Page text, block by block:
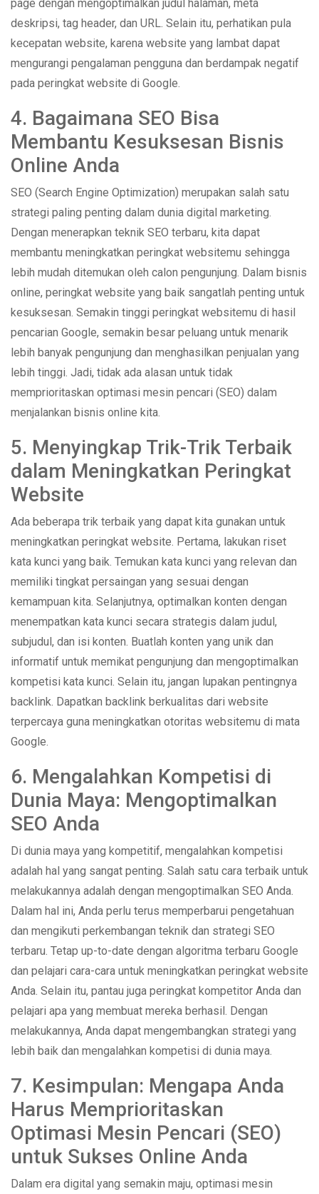
page dengan mengoptimalkan judul halaman, meta
deskripsi, tag header, dan URL. Selain itu, perhatikan pula
kecepatan website, karena website yang lambat dapat
mengurangi pengalaman pengguna dan berdampak negatif
pada peringkat website di Google.
4. Bagaimana SEO Bisa
Membantu Kesuksesan Bisnis
Online Anda
SEO (Search Engine Optimization) merupakan salah satu
strategi paling penting dalam dunia digital marketing.
Dengan menerapkan teknik SEO terbaru, kita dapat
membantu meningkatkan peringkat websitemu sehingga
lebih mudah ditemukan oleh calon pengunjung. Dalam bisnis
online, peringkat website yang baik sangatlah penting untuk
kesuksesan. Semakin tinggi peringkat websitemu di hasil
pencarian Google, semakin besar peluang untuk menarik
lebih banyak pengunjung dan menghasilkan penjualan yang
lebih tinggi. Jadi, tidak ada alasan untuk tidak
memprioritaskan optimasi mesin pencari (SEO) dalam
menjalankan bisnis online kita.
5. Menyingkap Trik-Trik Terbaik
dalam Meningkatkan Peringkat
Website
Ada beberapa trik terbaik yang dapat kita gunakan untuk
meningkatkan peringkat website. Pertama, lakukan riset
kata kunci yang baik. Temukan kata kunci yang relevan dan
memiliki tingkat persaingan yang sesuai dengan
kemampuan kita. Selanjutnya, optimalkan konten dengan
menempatkan kata kunci secara strategis dalam judul,
subjudul, dan isi konten. Buatlah konten yang unik dan
informatif untuk memikat pengunjung dan mengoptimalkan
kompetisi kata kunci. Selain itu, jangan lupakan pentingnya
backlink. Dapatkan backlink berkualitas dari website
terpercaya guna meningkatkan otoritas websitemu di mata
Google.
6. Mengalahkan Kompetisi di
Dunia Maya: Mengoptimalkan
SEO Anda
Di dunia maya yang kompetitif, mengalahkan kompetisi
adalah hal yang sangat penting. Salah satu cara terbaik untuk
melakukannya adalah dengan mengoptimalkan SEO Anda.
Dalam hal ini, Anda perlu terus memperbarui pengetahuan
dan mengikuti perkembangan teknik dan strategi SEO
terbaru. Tetap up-to-date dengan algoritma terbaru Google
dan pelajari cara-cara untuk meningkatkan peringkat website
Anda. Selain itu, pantau juga peringkat kompetitor Anda dan
pelajari apa yang membuat mereka berhasil. Dengan
melakukannya, Anda dapat mengembangkan strategi yang
lebih baik dan mengalahkan kompetisi di dunia maya.
7. Kesimpulan: Mengapa Anda
Harus Memprioritaskan
Optimasi Mesin Pencari (SEO)
untuk Sukses Online Anda
Dalam era digital yang semakin maju, optimasi mesin